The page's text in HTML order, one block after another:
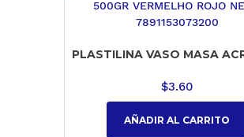
PLASTILINA VASO MASA
$3.60
AÑADIR AL CARRITO